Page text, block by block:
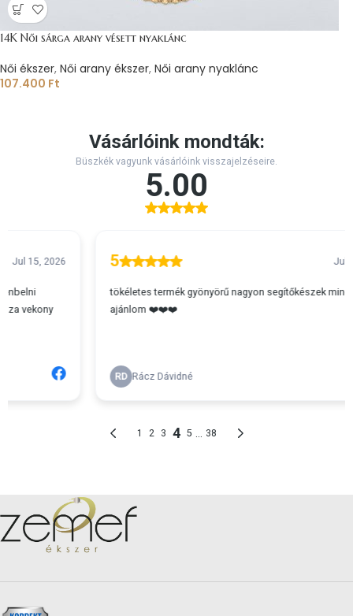
14K Női sárga arany vésett nyaklánc
Női ékszer, Női arany ékszer, Női arany nyaklánc
107.400 Ft